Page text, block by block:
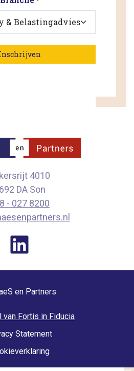
4010
DA Son
- 027 8200
en Partners
van Fortis in Fiducia
Statement